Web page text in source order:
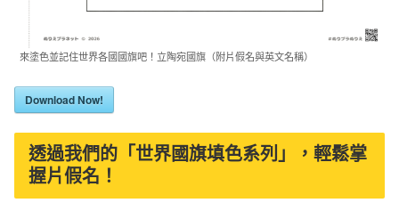
來塗色並記住世界各國國旗吧！立陶宛國旗（附片假名與英文名稱）
Download Now!
透過我們的「世界國旗填色系列」，輕鬆掌
握片假名！